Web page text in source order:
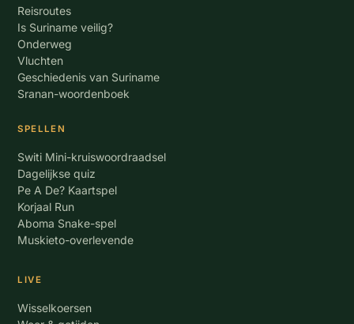
Reisroutes
Is Suriname veilig?
Onderweg
Vluchten
Geschiedenis van Suriname
Sranan-woordenboek
SPELLEN
Switi Mini-kruiswoordraadsel
Dagelijkse quiz
Pe A De? Kaartspel
Korjaal Run
Aboma Snake-spel
Muskieto-overlevende
LIVE
Wisselkoersen